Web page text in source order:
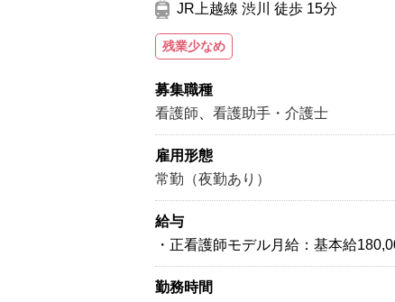
JR上越線 渋川 徒歩 15分
残業少なめ
募集職種
看護師
看護助手・介護士
雇用形態
常勤（夜勤あり）
給与
・正看護師モデル月給：基本給
勤務時間